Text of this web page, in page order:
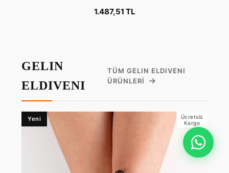
1.487,51 TL
GELIN
ELDIVENI
TÜM GELIN ELDIVENI
ÜRÜNLERI
Yeni
Ücretsiz
Kargo